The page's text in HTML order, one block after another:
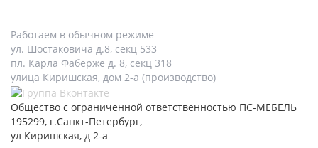
Работаем в обычном режиме
ул. Шостаковича д.8, секц 533
пл. Карла Фаберже д. 8, секц 318
улица Киришская, дом 2-а (производство)
Общество с ограниченной ответственностью ПС-МЕБЕЛЬ
195299, г.Санкт-Петербург,
ул Киришская, д 2-а